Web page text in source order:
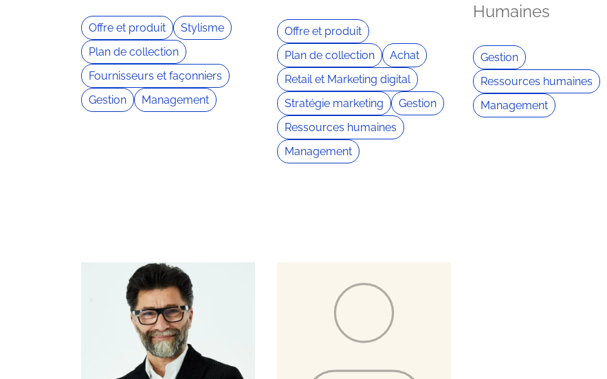
Offre et produit
Stylisme
Plan de collection
Fournisseurs et façonniers
Gestion
Management
Offre et produit
Plan de collection
Achat
Retail et Marketing digital
Stratégie marketing
Gestion
Ressources humaines
Management
Humaines
Gestion
Ressources humaines
Management